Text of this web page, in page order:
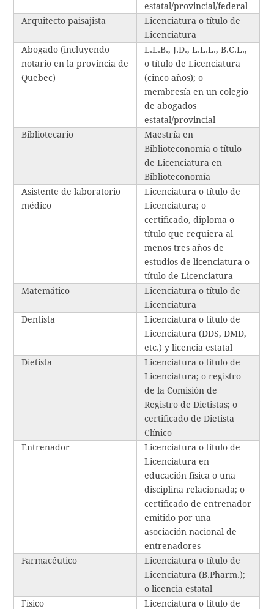
estatal/provincial/federal
Arquitecto paisajista
Licenciatura o título de
Licenciatura
Abogado (incluyendo
notario en la provincia de
Quebec)
L.L.B., J.D., L.L.L., B.C.L.,
o título de Licenciatura
(cinco años); o
membresía en un colegio
de abogados
estatal/provincial
Bibliotecario
Maestría en
Biblioteconomía o título
de Licenciatura en
Biblioteconomía
Asistente de laboratorio
médico
Licenciatura o título de
Licenciatura; o
certificado, diploma o
título que requiera al
menos tres años de
estudios de licenciatura o
título de Licenciatura
Matemático
Licenciatura o título de
Licenciatura
Dentista
Licenciatura o título de
Licenciatura (DDS, DMD,
etc.) y licencia estatal
Dietista
Licenciatura o título de
Licenciatura; o registro
de la Comisión de
Registro de Dietistas; o
certificado de Dietista
Clínico
Entrenador
Licenciatura o título de
Licenciatura en
educación física o una
disciplina relacionada; o
certificado de entrenador
emitido por una
asociación nacional de
entrenadores
Farmacéutico
Licenciatura o título de
Licenciatura (B.Pharm.);
o licencia estatal
Físico
Licenciatura o título de